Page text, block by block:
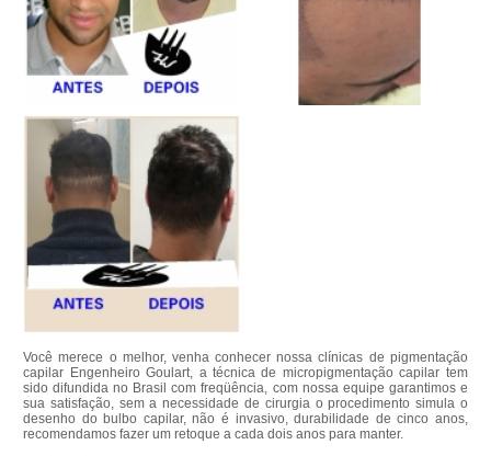
Você merece o melhor, venha conhecer nossa clínicas de pigmentação
capilar Engenheiro Goulart, a técnica de micropigmentação capilar tem
sido difundida no Brasil com freqüência, com nossa equipe garantimos e
sua satisfação, sem a necessidade de cirurgia o procedimento simula o
desenho do bulbo capilar, não é invasivo, durabilidade de cinco anos,
recomendamos fazer um retoque a cada dois anos para manter.